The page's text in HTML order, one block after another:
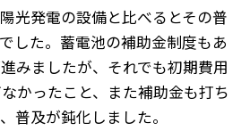
光発電の設備と比べるとその普
した。蓄電池の補助金制度もあ
みましたが、それでも初期費用
かったこと、また補助金も打ち
普及が鈍化しました。